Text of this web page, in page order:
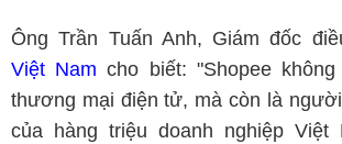
Ông Trần Tuấn Anh, Giám đốc
Việt Nam cho biết: "Shopee
thương mại điện tử, mà còn là
của hàng triệu doanh nghiệp Việt